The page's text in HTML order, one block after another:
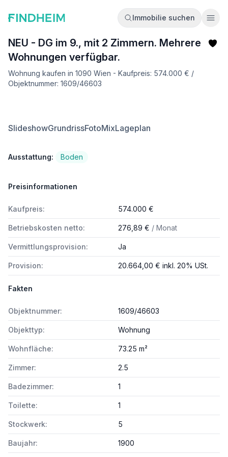
Immobilie suchen
NEU - DG im 9., mit 2 Zimmern. Mehrere
Wohnungen verfügbar.
Wohnung kaufen in 1090 Wien - Kaufpreis: 574.000 € /
Objektnummer: 1609/46603
SlideshowGrundrissFotoMixLageplan
Ausstattung: Boden
Preisinformationen
Kaufpreis: 574.000 €
Betriebskosten netto: 276,89 € / Monat
Vermittlungsprovision: Ja
Provision: 20.664,00 € inkl. 20% USt.
Fakten
Objektnummer: 1609/46603
Objekttyp: Wohnung
Wohnfläche: 73.25 m²
Zimmer: 2.5
Badezimmer: 1
Toilette: 1
Stockwerk: 5
Baujahr: 1900